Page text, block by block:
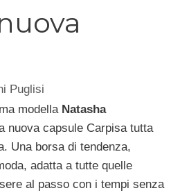
Puglisi
modellaNatasha
nuova capsule Carpisa tutta
Una borsa di tendenza,
adatta a tutte quelle
al passo con i tempi senza